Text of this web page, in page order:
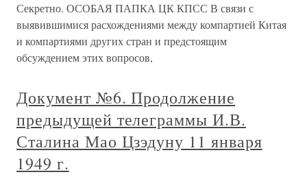
Секретно. ОСОБАЯ ПАПКА ЦК КПСС В связи с
выявившимися расхождениями между компартией Китая
и компартиями других стран и предстоящим
обсуждением этих вопросов,
Документ №6. Продолжение
предыдущей телеграммы И.В.
Сталина Мао Цзэдуну 11 января
1949 г.